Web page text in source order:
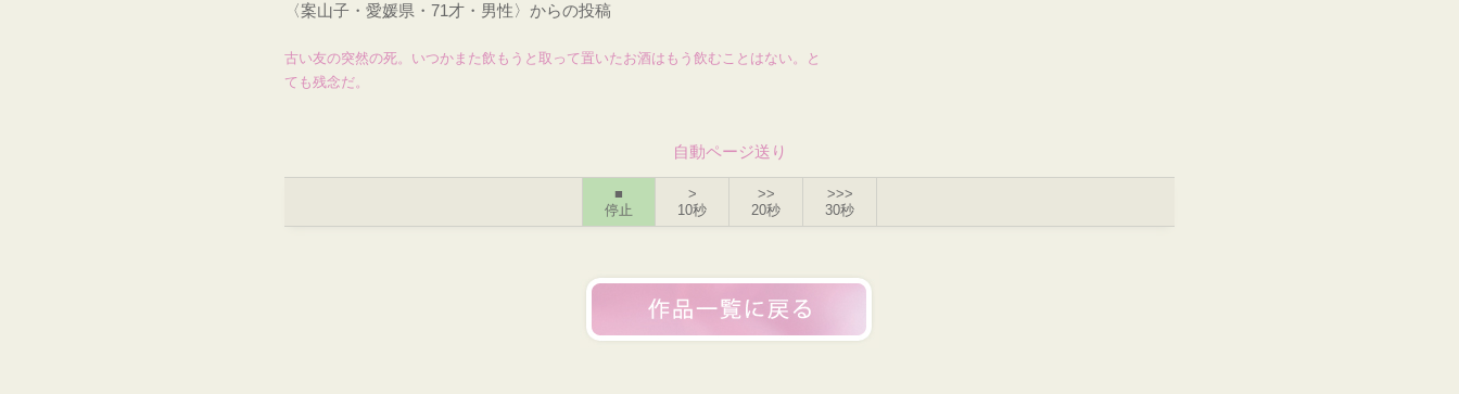
〈案山子・愛媛県・71才・男性〉からの投稿
古い友の突然の死。いつかまた飲もうと取って置いたお酒はもう飲むことはない。と
ても残念だ。
自動ページ送り
■
停止
>
10秒
>>
20秒
>>>
30秒